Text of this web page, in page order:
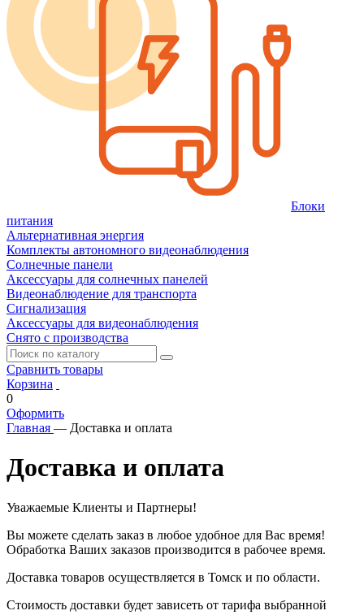
Блоки
питания
Альтернативная энергия
Комплекты автономного видеонаблюдения
Солнечные панели
Аксессуары для солнечных панелей
Видеонаблюдение для транспорта
Сигнализация
Аксессуары для видеонаблюдения
Снято с производства
Сравнить товары
Корзина
0
Оформить
Главная — Доставка и оплата
Доставка и оплата
Уважаемые Клиенты и Партнеры!
Вы можете сделать заказ в любое удобное для Вас время!
Обработка Ваших заказов производится в рабочее время.
Доставка товаров осуществляется в Томск и по области.
Стоимость доставки будет зависеть от тарифа выбранной